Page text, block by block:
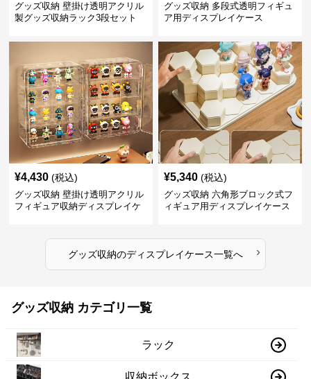
グッズ収納 壁掛け透明アクリル
製グッズ収納ラック3段セット
グッズ収納 多段式透明フィギュ
ア用ディスプレイケース
¥4,430 (税込)
グッズ収納 壁掛け透明アクリル
フィギュア収納ディスプレイケ
¥5,340 (税込)
グッズ収納 六角形ブロック式フ
ィギュア用ディスプレイケース
グッズ収納のディスプレイケース一覧へ ›
グッズ収納 カテゴリ一覧
ラック
収納ボックス